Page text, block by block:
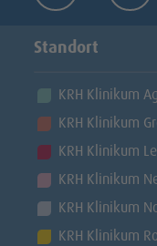
Standort
KRH Klinikum
KRH Klinikum
KRH Klinikum
KRH Klinikum
KRH Klinikum
KRH Klinikum